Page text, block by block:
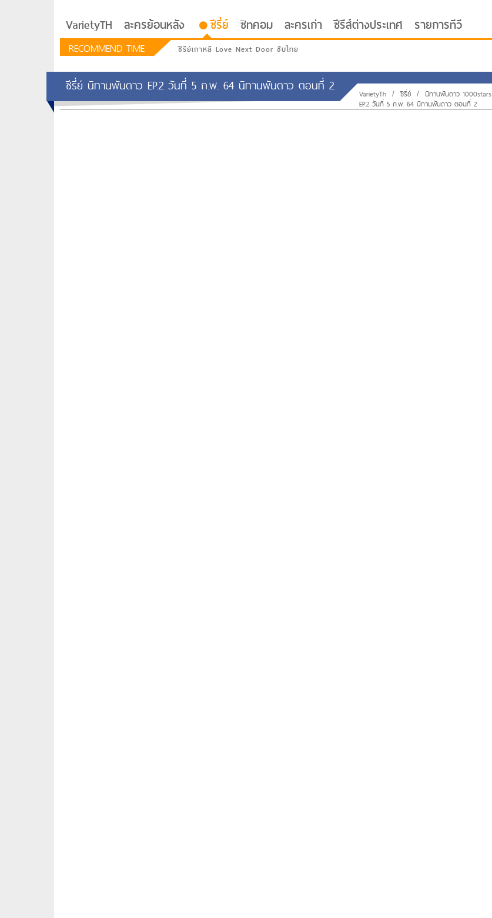
VarietyTH ละครย้อนหลัง ซีรี่ย์ ซิทคอม ละครเก่า ซีรีส์ต่างประเทศ รายการทีวี
RECOMMEND TIME ซีรีย์เกาหลี Love Next Door ซับไทย
ซีรี่ย์ นิทานพันดาว EP.2 วันที่ 5 ก.พ. 64 นิทานพันดาว ตอนที่ 2 VarietyTh / ซีรี่ย์ / นิทานพันดาว 1000stars
EP.2 วันที่ 5 ก.พ. 64 นิทานพันดาว ตอนที่ 2